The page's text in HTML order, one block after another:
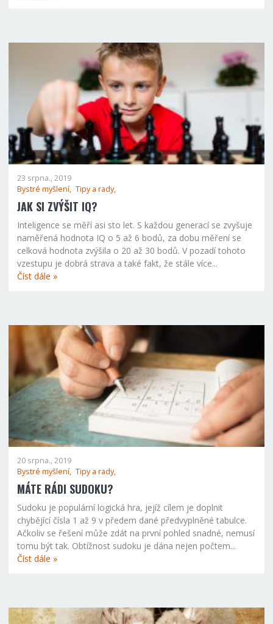
23 srpna., 2019
Bystré myšlení, Tipy a rady,
JAK SI ZVÝŠIT IQ?
Inteligence se měří asi sto let. S každou generací se zvyšuje
naměřená hodnota IQ o 5 až 6 bodů, za dobu měření se
celková hodnota zvýšila o 20 až 30 bodů. V pozadí tohoto
vzestupu je dobrá strava a také fakt, že stále více...
Číst dále »
20 srpna., 2019
Bystré myšlení, Tipy a rady,
MÁTE RÁDI SUDOKU?
Sudoku je populární logická hra, jejíž cílem je doplnit
chybějící čísla 1 až 9 v předem dané předvyplněné tabulce.
Ačkoliv se řešení může zdát na první pohled snadné, nemusí
tomu být tak. Obtížnost sudoku je dána nejen počtem...
Číst dále »